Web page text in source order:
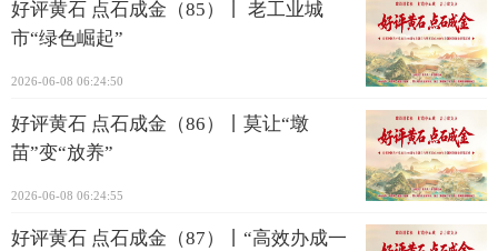
好评黄石 点石成金（85）丨 老工业城
市“绿色崛起”
2026-06-08 06:24:50
好评黄石 点石成金（86）丨莫让“墩
苗”变“放养”
2026-06-08 06:24:55
好评黄石 点石成金（87）丨“高效办成一